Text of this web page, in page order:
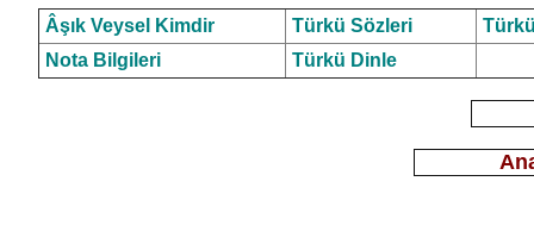
Âşık Veysel Kimdir Türkü Sözleri
Nota Bilgileri
Türkü Dinle